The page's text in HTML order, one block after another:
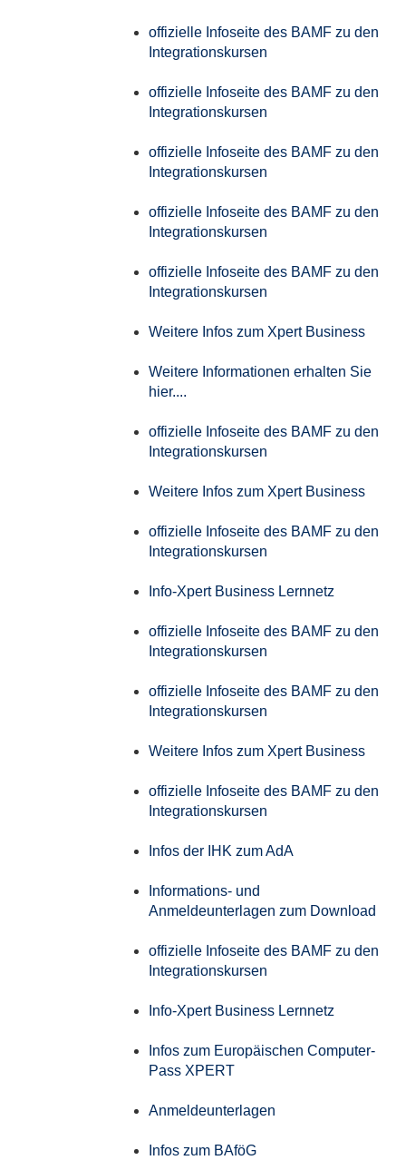
offizielle Infoseite des BAMF zu den
Integrationskursen
offizielle Infoseite des BAMF zu den
Integrationskursen
offizielle Infoseite des BAMF zu den
Integrationskursen
offizielle Infoseite des BAMF zu den
Integrationskursen
offizielle Infoseite des BAMF zu den
Integrationskursen
Weitere Infos zum Xpert Business
Weitere Informationen erhalten Sie
hier....
offizielle Infoseite des BAMF zu den
Integrationskursen
Weitere Infos zum Xpert Business
offizielle Infoseite des BAMF zu den
Integrationskursen
Info-Xpert Business Lernnetz
offizielle Infoseite des BAMF zu den
Integrationskursen
offizielle Infoseite des BAMF zu den
Integrationskursen
Weitere Infos zum Xpert Business
offizielle Infoseite des BAMF zu den
Integrationskursen
Infos der IHK zum AdA
Informations- und
Anmeldeunterlagen zum Download
offizielle Infoseite des BAMF zu den
Integrationskursen
Info-Xpert Business Lernnetz
Infos zum Europäischen Computer-
Pass XPERT
Anmeldeunterlagen
Infos zum BAföG